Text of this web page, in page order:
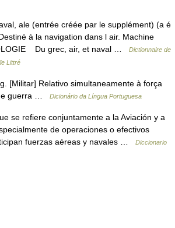
ale (entrée créée par le supplément) (a é
à la navigation dans l air. Machine
Du grec, air, et naval …
Dictionnaire de
Littré
[Militar] Relativo simultaneamente à força
guerra …
Dicionário da Língua Portuguesa
se refiere conjuntamente a la Aviación y a
de operaciones o efectivos
fuerzas aéreas y navales …
Diccionario